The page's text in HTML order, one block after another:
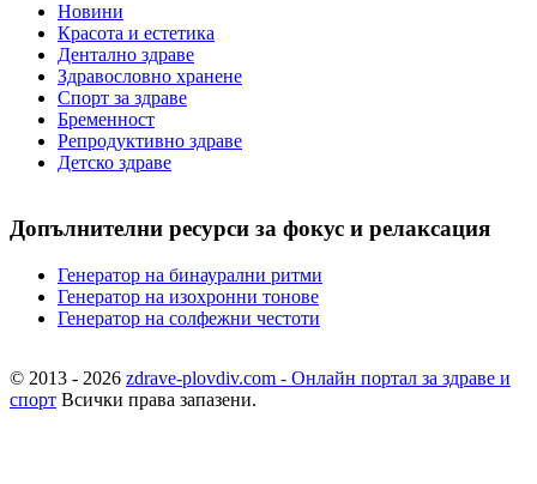
Новини
Красота и естетика
Дентално здраве
Здравословно хранене
Спорт за здраве
Бременност
Репродуктивно здраве
Детско здраве
Допълнителни ресурси за фокус и релаксация
Генератор на бинаурални ритми
Генератор на изохронни тонове
Генератор на солфежни честоти
© 2013 - 2026 zdrave-plovdiv.com - Онлайн портал за здраве и
спорт Всички права запазени.